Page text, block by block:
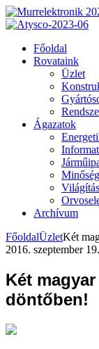
Főoldal
Rovataink
Üzlet
Ágazatok
Archívum
FőoldalÜzletKét
2016. szeptember
Két
döntőben!